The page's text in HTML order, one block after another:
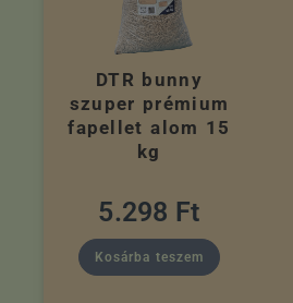
DTR bunny
szuper prémium
fapellet alom 15
kg
5.298 Ft
Kosárba teszem